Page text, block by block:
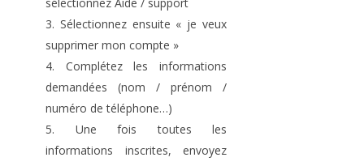
Sélectionnez ensuite « je veux
supprimer mon compte »
Complétez les informations
demandées (nom / prénom /
numéro de téléphone…)
Une fois toutes les
informations inscrites, envoyez